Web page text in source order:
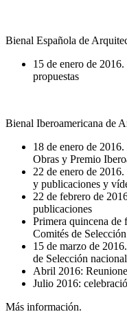
Bienal Española de
15 de enero de
propuestas
Bienal Iberoamericana de
18 de enero de
Obras y Premio
22 de enero de
y publicaciones y
22 de febrero de
publicaciones
Primera quincena de
Comités de
15 de marzo de
de Selección
Abril 2016:
Julio 2016:
Más información.